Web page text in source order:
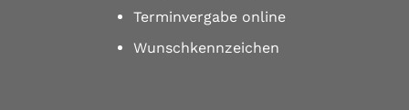
Terminvergabe online
Wunschkennzeichen